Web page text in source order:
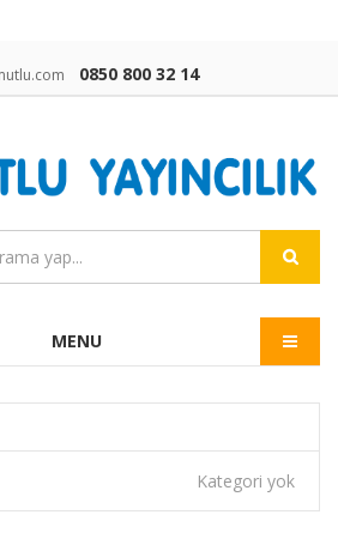
0850 800 32 14
MENU
Kategori yok